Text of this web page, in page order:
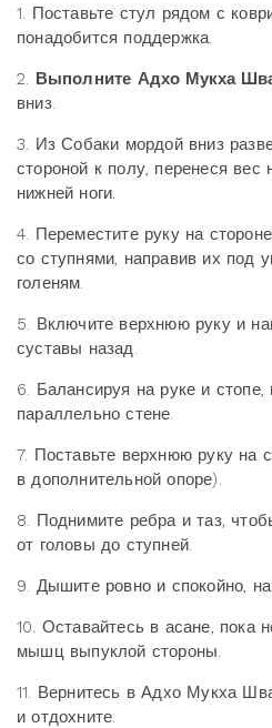
1. Поставьте стул рядом с
понадобится поддержка.
2. Выполните Адхо Мукха
вниз.
3. Из Собаки мордой вниз
стороной к полу, перенеся
нижней ноги.
4. Переместите руку на
со ступнями, направив их под
голеням.
5. Включите верхнюю руку и
суставы назад.
6. Балансируя на руке и стопе,
параллельно стене.
7. Поставьте верхнюю руку на
в дополнительной опоре).
8. Поднимите ребра и таз,
от головы до ступней.
9. Дышите ровно и спокойно,
10. Оставайтесь в асане, пока
мышц выпуклой стороны.
11. Вернитесь в Адхо Мукха
и отдохните.